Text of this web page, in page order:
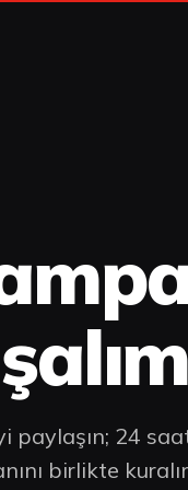
paylaşın; 24
birlikte